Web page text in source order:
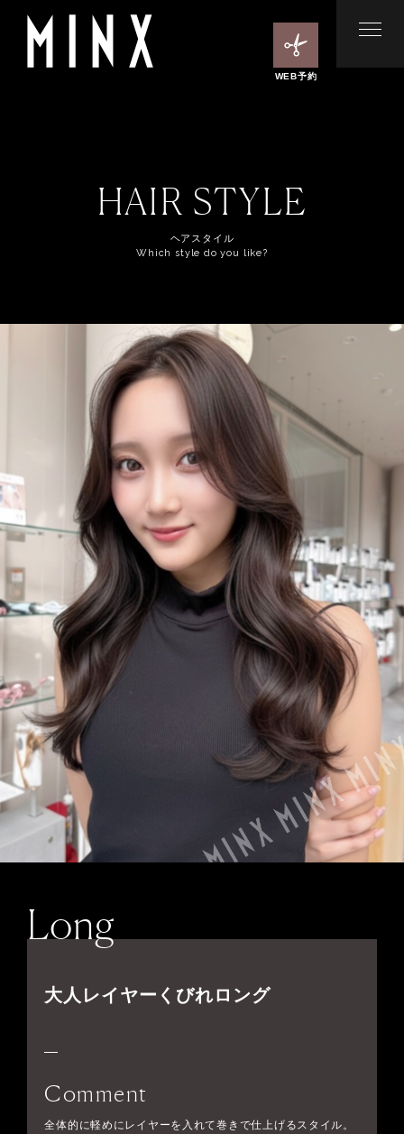
WEB予約
HAIR STYLE
ヘアスタイル
Which style do you like?
Long
大人レイヤーくびれロング
Comment
全体的に軽めにレイヤーを入れて巻きで仕上げるスタイル。